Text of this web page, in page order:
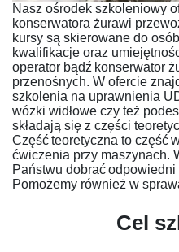
Nasz ośrodek szkoleniowy
konserwatora żurawi
kursy są skierowane do
kwalifikacje oraz
operator bądź konserwator
przenośnych. W ofercie
szkolenia na uprawnienia
wózki widłowe czy też
składają się z części
Część teoretyczna to część
ćwiczenia przy maszynach.
Państwu dobrać
Pomożemy również w
Cel